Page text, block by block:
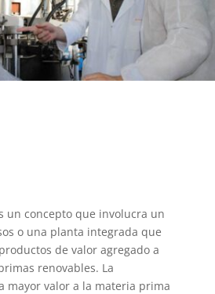
un concepto que involucra un
o una planta integrada que
de valor agregado a
renovables. La
mayor valor a la materia prima